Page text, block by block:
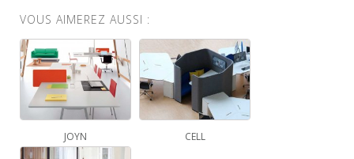
VOUS AIMEREZ AUSSI :
JOYN CELL